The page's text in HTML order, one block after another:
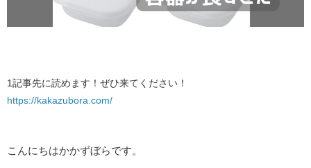
1記事先に読めます！ぜひ来てください！​​​
https://kakazubora.com/
こんにちはかかずぼらです。